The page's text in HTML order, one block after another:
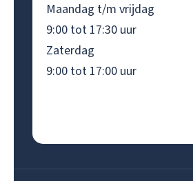
Maandag t/m vrijdag
9:00 tot 17:30 uur
Zaterdag
9:00 tot 17:00 uur